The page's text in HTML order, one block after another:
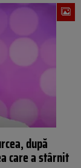
după
care a stârnit